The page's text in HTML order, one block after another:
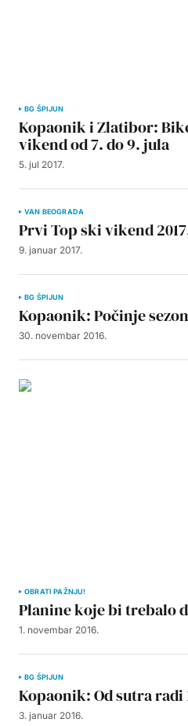
BG ŠPIJUN
Kopaonik i Zlatibor:
vikend od 7. do 9. jula
5. jul 2017.
VAN BEOGRADA
Prvi Top ski vikend
9. januar 2017.
BG ŠPIJUN
Kopaonik: Počinje
30. novembar 2016.
OBRATI PAŽNJU!
Planine koje bi trebalo
1. novembar 2016.
BG ŠPIJUN
Kopaonik: Od sutra radi
3. januar 2016.